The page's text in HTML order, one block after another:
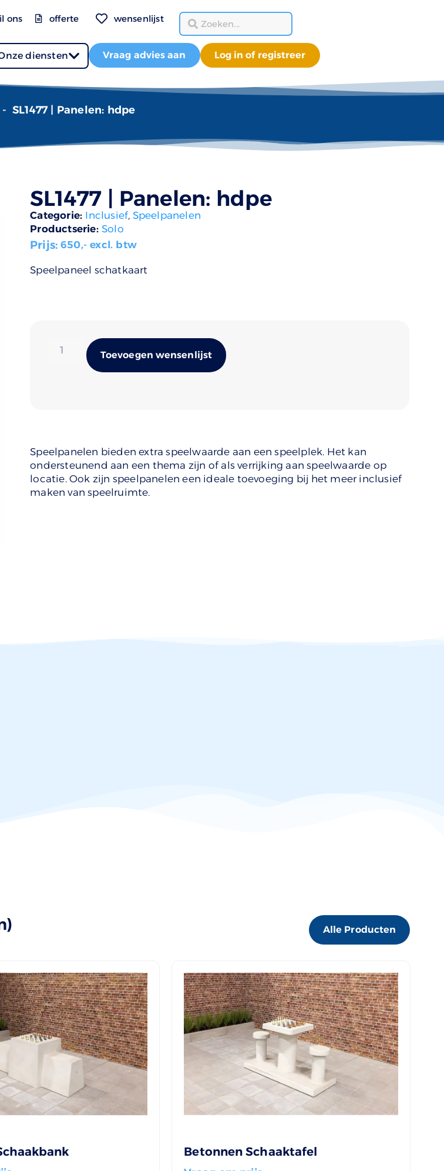
ons offerte wensenlijst
diensten Vraag advies aan Log in of registreer
- SL1477 | Panelen: hdpe
SL1477 | Panelen: hdpe
Categorie: Inclusief, Speelpanelen
Productserie:Solo
Prijs:650,- excl. btw
Speelpaneel schatkaart
Toevoegen wensenlijst
Speelpanelen bieden extra speelwaarde aan een speelplek. Het kan
ondersteunend aan een thema zijn of als verrijking aan speelwaarde op
locatie. Ook zijn speelpanelen een ideale toevoeging bij het meer inclusief
maken van speelruimte.
Alle Producten
Betonnen Schaaktafel